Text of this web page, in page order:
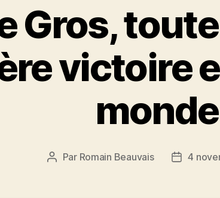
Gros,
victoire
monde
Auteur
Par Romain Beauvais
Date
4